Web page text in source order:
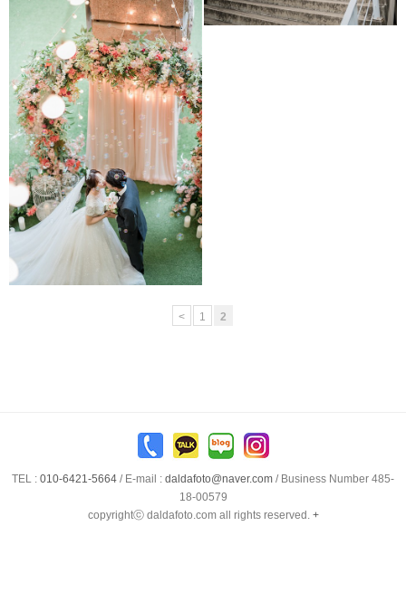
Botanic Park Wedding
< 1 2
TEL : 010-6421-5664 / E-mail : daldafoto@naver.com / Business Number 485-
18-00579
copyrightⓒ daldafoto.com all rights reserved. +